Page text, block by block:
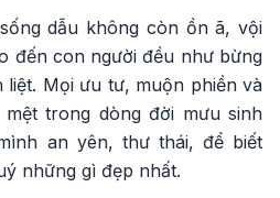
dẫu không còn ồn ã, vội
đến con người đều như bừng
liệt. Mọi ưu tư, muộn phiền và
trong dòng đời mưu sinh
an yên, thư thái, để biết
những gì đẹp nhất.